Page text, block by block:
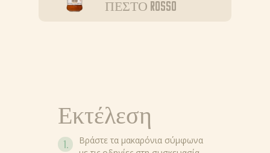
ΠΕΣΤΟ ROSSO
Εκτέλεση
Βράστε τα μακαρόνια σύμφωνα